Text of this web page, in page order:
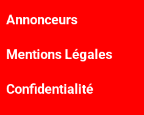
Annonceurs
Mentions Légales
Confidentialité